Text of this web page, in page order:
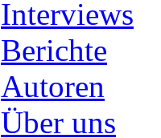
Interviews
Berichte
Autoren
Über uns